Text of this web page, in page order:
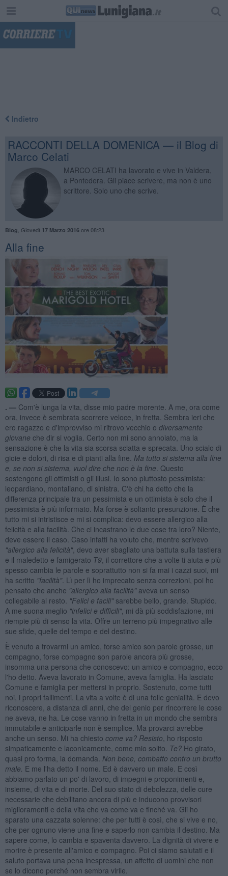
Indietro
RACCONTI DELLA DOMENICA — il Blog di
Marco Celati
MARCO CELATI ha lavorato e vive in Valdera,
a Pontedera. Gli piace scrivere, ma non è uno
scrittore. Solo uno che scrive.
Blog Giovedì 17 Marzo 2016ore 08:23
Alla fine
. — Com'è lunga la vita, disse mio padre morente. A me, ora come
ora, invece è sembrata scorrere veloce, in fretta. Sembra ieri che
ero ragazzo e d'improvviso mi ritrovo vecchio o diversamente
giovane che dir si voglia. Certo non mi sono annoiato, ma la
sensazione è che la vita sia scorsa sciatta e sprecata. Uno scialo di
gioie e dolori, di risa e di pianti alla fine. Ma tutto si sistema alla fine
e, se non si sistema, vuol dire che non è la fine . Questo
sostengono gli ottimisti o gli illusi. Io sono piuttosto pessimista:
leopardiano, montaliano, di sinistra. C'è chi ha detto che la
differenza principale tra un pessimista e un ottimista è solo che il
pessimista è più informato. Ma forse è soltanto presunzione. È che
tutto mi si intristisce e mi si complica: devo essere allergico alla
felicità e alla facilità. Che ci incastrano le due cose tra loro? Niente,
deve essere il caso. Caso infatti ha voluto che, mentre scrivevo
"allergico alla felicità", devo aver sbagliato una battuta sulla tastiera
e il maledetto e famigerato T9, il correttore che a volte ti aiuta e più
spesso cambia le parole e soprattutto non si fa mai i cazzi suoi, mi
ha scritto "facilità". Lì per lì ho imprecato senza correzioni, poi ho
pensato che anche "allergico alla facilità"aveva un senso
collegabile al resto. "Felici e facili"sarebbe bello, grande. Stupido.
A me suona meglio "infelici e difficili", mi dà più soddisfazione, mi
riempie più di senso la vita. Offre un terreno più impegnativo alle
sue sfide, quelle del tempo e del destino.
È venuto a trovarmi un amico, forse amico son parole grosse, un
compagno, forse compagno son parole ancora più grosse,
insomma una persona che conoscevo: un amico e compagno, ecco
l'ho detto. Aveva lavorato in Comune, aveva famiglia. Ha lasciato
Comune e famiglia per mettersi in proprio. Sostenuto, come tutti
noi, i propri fallimenti. La vita a volte è di una folle genialità. E devo
riconoscere, a distanza di anni, che del genio per rincorrere le cose
ne aveva, ne ha. Le cose vanno in fretta in un mondo che sembra
immutabile e anticiparle non è semplice. Ma provarci avrebbe
anche un senso. Mi ha chiesto come va? Resisto , ho risposto
simpaticamente e laconicamente, come mio solito. Te?Ho girato,
quasi pro forma, la domanda. Non bene, combatto contro un brutto
male. E me l'ha detto il nome. Ed è davvero un male. E così
abbiamo parlato un po' di lavoro, di impegni e proponimenti e,
insieme, di vita e di morte. Del suo stato di debolezza, delle cure
necessarie che debilitano ancora di più e inducono provvisori
miglioramenti e della vita che va come va e finché va. Gli ho
sparato una cazzata solenne: che per tutti è così, che si vive e no,
che per ognuno viene una fine e saperlo non cambia il destino. Ma
sapere come, lo cambia e spaventa davvero. La dignità di vivere e
morire è presente all'amico e compagno. Poi ci siamo salutati e il
saluto portava una pena inespressa, un affetto di uomini che non
se lo dicono perché non sembra virile.